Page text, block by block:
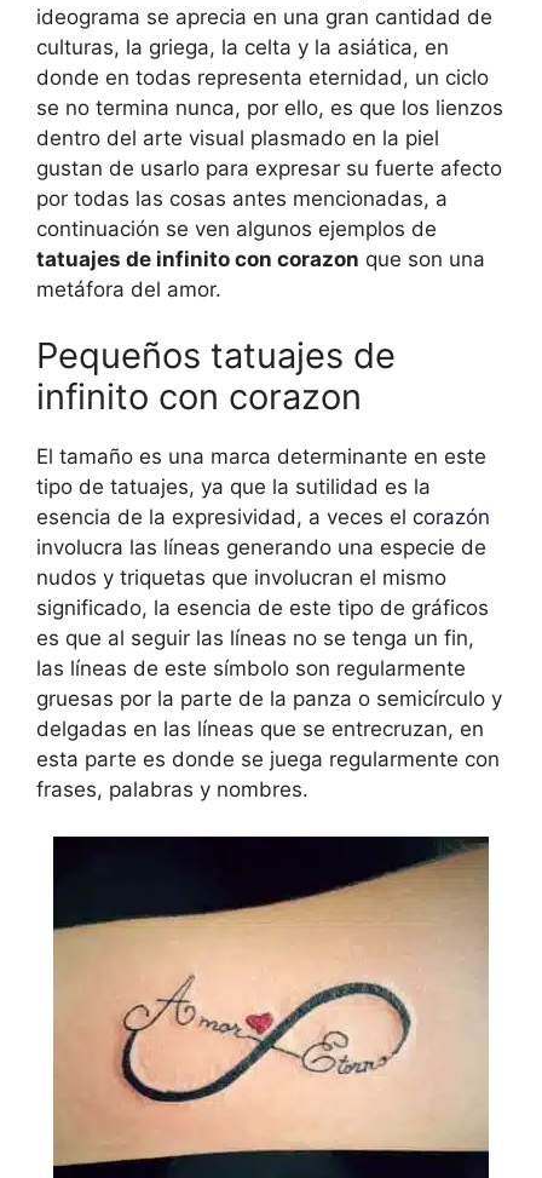
ideograma se aprecia en una gran cantidad de
culturas, la griega, la celta y la asiática, en
donde en todas representa eternidad, un ciclo
se no termina nunca, por ello, es que los lienzos
dentro del arte visual plasmado en la piel
gustan de usarlo para expresar su fuerte afecto
por todas las cosas antes mencionadas, a
continuación se ven algunos ejemplos de
tatuajes de infinito con corazon que son una
metáfora del amor.
Pequeños tatuajes de
infinito con corazon
El tamaño es una marca determinante en este
tipo de tatuajes, ya que la sutilidad es la
esencia de la expresividad, a veces el corazón
involucra las líneas generando una especie de
nudos y triquetas que involucran el mismo
significado, la esencia de este tipo de gráficos
es que al seguir las líneas no se tenga un fin,
las líneas de este símbolo son regularmente
gruesas por la parte de la panza o semicírculo y
delgadas en las líneas que se entrecruzan, en
esta parte es donde se juega regularmente con
frases, palabras y nombres.